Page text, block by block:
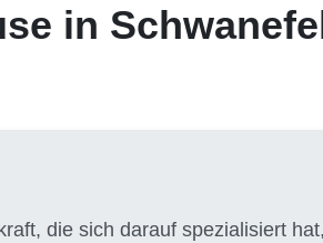
in
die sich darauf spezialisiert